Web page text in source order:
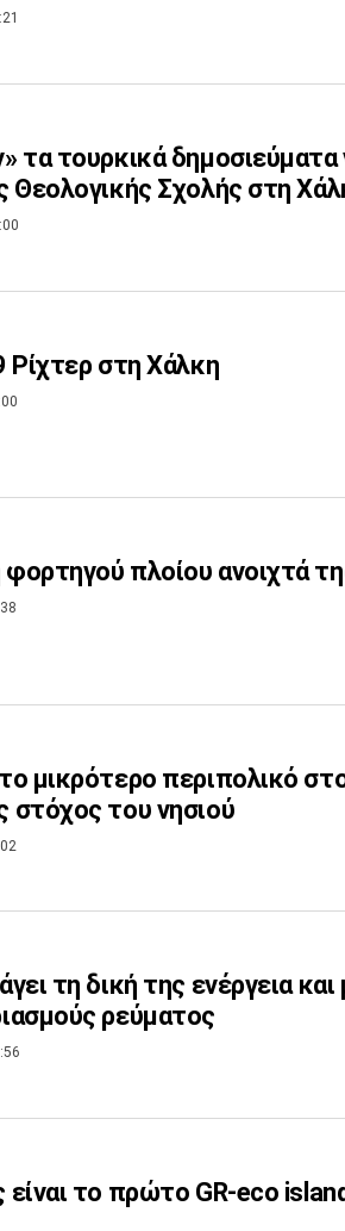
τα τουρκικά δημοσιεύματα
Θεολογικής Σχολής στη
Ρίχτερ στη Χάλκη
πλοίου ανοιχτά
μικρότερο περιπολικό
στόχος του νησιού
τη δική της ενέργεια και
ρεύματος
το πρώτο GR-eco